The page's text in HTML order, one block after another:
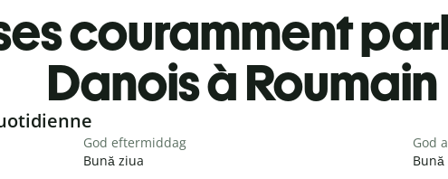
couramment
Danois à Roumain
God eftermiddag
Bună ziua
God
Bună